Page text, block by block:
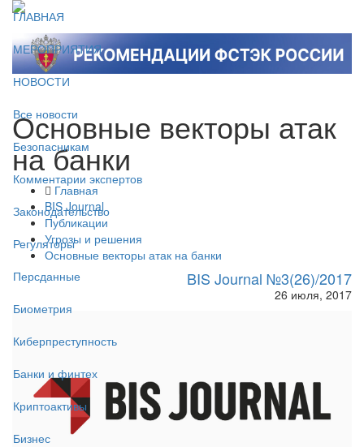
ГЛАВНАЯ
МЕРОПРИЯТИЯ
НОВОСТИ
Все новости
Безопасникам
Комментарии экспертов
Законодательство
Регуляторы
Персданные
Биометрия
Киберпреступность
Банки и финтех
Криптоактивы
Бизнес
Основные векторы атак
на банки
Главная
BIS Journal
Публикации
Угрозы и решения
Основные векторы атак на банки
BIS Journal №3(26)/2017
26 июля, 2017